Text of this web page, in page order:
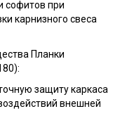
софитов при
карнизного свеса
Планки
защиту каркаса
внешней